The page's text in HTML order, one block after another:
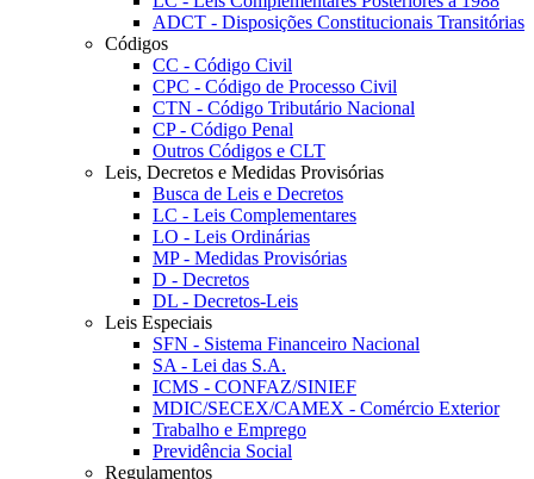
ADCT - Disposições Constitucionais Transitórias
Códigos
CC - Código Civil
CPC - Código de Processo Civil
CTN - Código Tributário Nacional
CP - Código Penal
Outros Códigos e CLT
Leis, Decretos e Medidas Provisórias
Busca de Leis e Decretos
LC - Leis Complementares
LO - Leis Ordinárias
MP - Medidas Provisórias
D - Decretos
DL - Decretos-Leis
Leis Especiais
SFN - Sistema Financeiro Nacional
SA - Lei das S.A.
ICMS - CONFAZ/SINIEF
MDIC/SECEX/CAMEX - Comércio Exterior
Trabalho e Emprego
Previdência Social
Regulamentos